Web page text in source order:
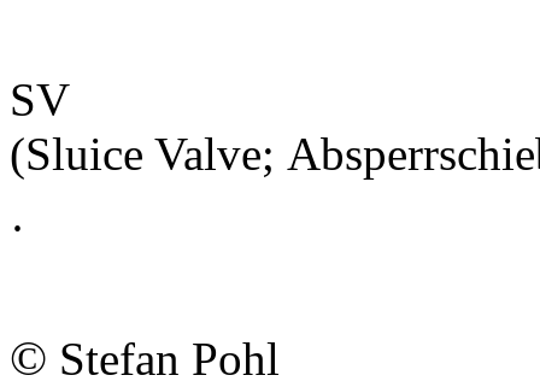
SV
(Sluice Valve;
·
© Stefan Pohl